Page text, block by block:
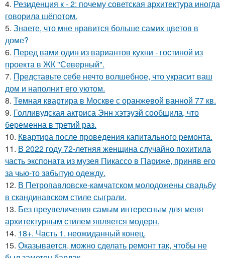
4. Резиденция к - 2: почему советская архитектура иногда
говорила шёпотом.
5. Знаете, что мне нравится больше самих цветов в
доме?
6. Перед вами один из вариантов кухни - гостиной из
проекта в ЖК "Северный".
7. Представьте себе нечто волшебное, что украсит ваш
дом и наполнит его уютом.
8. Темная квартира в Москве с оранжевой ванной 77 кв.
9. Голливудская актриса Энн хэтэуэй сообщила, что
беременна в третий раз.
10. Квартира после проведения капитального ремонта.
11. В 2022 году 72-летняя женщина случайно похитила
часть экспоната из музея Пикассо в Париже, приняв его
за чью-то забытую одежду.
12. В Петропавловске-камчатском молодожены свадьбу
в скандинавском стиле сыграли.
13. Без преувеличения самым интересным для меня
архитектурным стилем является модерн.
14. 18+. Часть 1. неожиданный конец.
15. Оказывается, можно сделать ремонт так, чтобы не